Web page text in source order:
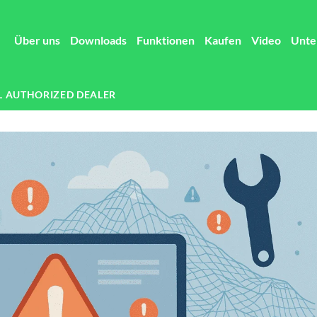
Über uns Downloads Funktionen Kaufen Video
AUTHORIZED DEALER